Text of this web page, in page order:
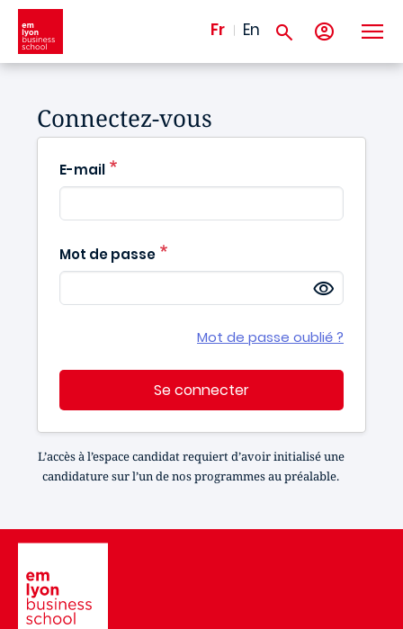
Aller au contenu principal
Fr En
Connectez-vous
E-mail
Mot de passe
Mot de passe oublié ?
Se connecter
L’accès à l’espace candidat requiert d’avoir initialisé une
candidature sur l’un de nos programmes au préalable.